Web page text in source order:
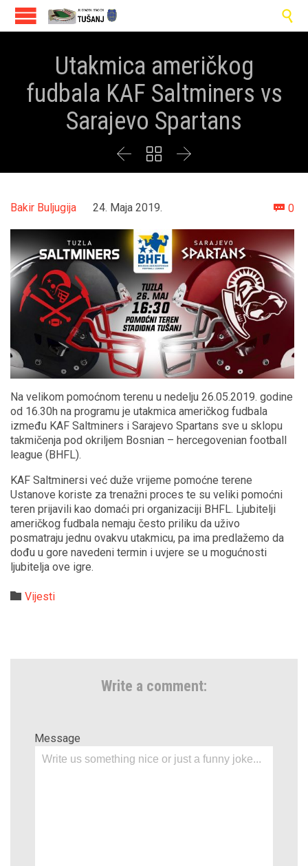

Utakmica američkog
fudbala KAF Saltminers vs
Sarajevo Spartans
  
Bakir Buljugija 24. Maja 2019.  0
Na velikom pomoćnom terenu u nedelju 26.05.2019. godine
od 16.30h na programu je utakmica američkog fudbala
između KAF Saltminers i Sarajevo Spartans sve u sklopu
takmičenja pod okriljem Bosnian – hercegovenian football
league (BHFL).
KAF Saltminersi već duže vrijeme pomoćne terene
Ustanove koriste za trenažni proces te su veliki pomoćni
teren prijavili kao domaći pri organizaciji BHFL. Ljubitelji
američkog fudbala nemaju često priliku da uživo
posmatraju jednu ovakvu utakmicu, pa ima predlažemo da
dođu u gore navedeni termin i uvjere se u mogućnosti
ljubitelja ove igre.
 Category
Vijesti
Write a comment:
Message